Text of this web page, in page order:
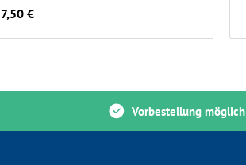
7,50 €
Vorbestellung möglich